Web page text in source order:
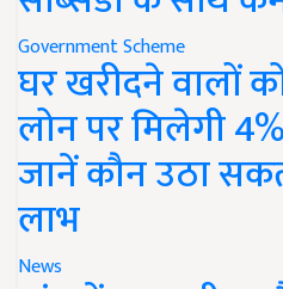
Government Scheme
घर खरीदने वालों
लोन पर मिलेगी
जानें कौन उठा
लाभ
News